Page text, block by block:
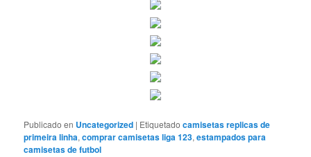
Publicado en Uncategorized | Etiquetado camisetas replicas de
primeira linha,comprar camisetas liga 123,estampados para
camisetas de futbol